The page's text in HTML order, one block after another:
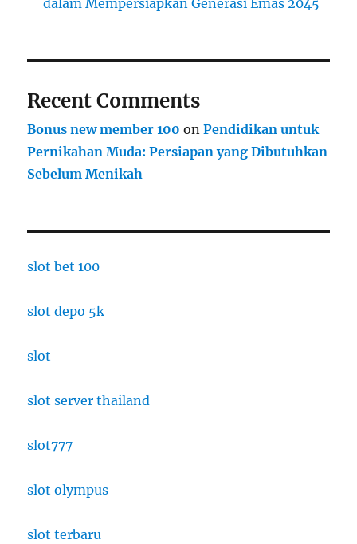
dalam Mempersiapkan Generasi Emas 2045
Recent Comments
Bonus new member 100 onPendidikan untuk
Pernikahan Muda: Persiapan yang Dibutuhkan
Sebelum Menikah
slot bet 100
slot depo 5k
slot
slot server thailand
slot777
slot olympus
slot terbaru